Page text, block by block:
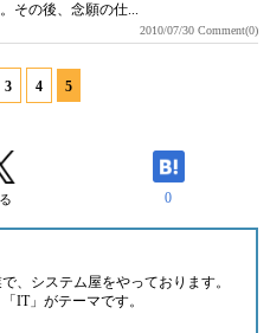
その後、念願の仕...
2010/07/30 Comment(0)
3 4 5
0
で、システム屋をやっております。
IT」がテーマです。